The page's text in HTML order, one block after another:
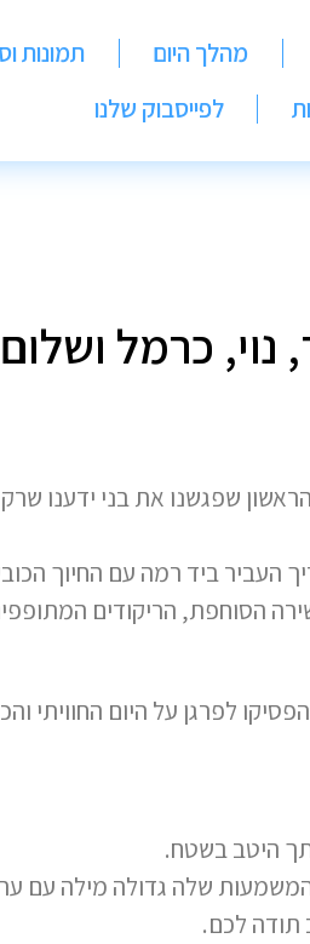
מהלך היום
תמונות
לפייסבוק שלנו
כרמל
שפגשנו את בני ידענו
העביר ביד רמה עם החיוך
הסוחפת, הריקודים
לפרגן על היום החוויתי
היטב בשטח.
שלה גדולה מילה עם
תודה לכם.